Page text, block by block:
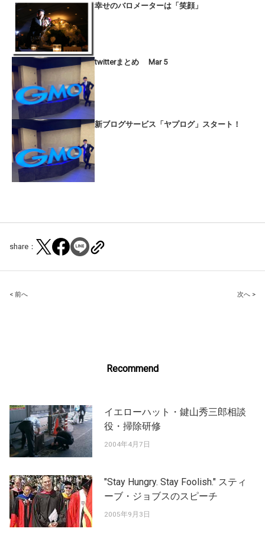
幸せのバロメーターは「笑顔」
twitterまとめ Mar 5
新ブログサービス「ヤプログ」スタート！
share：
Post
< 前へ 次へ >
Recommend
イエローハット・鍵山秀三郎相談
役・掃除研修
2004年4月7日
"Stay Hungry. Stay Foolish." スティ
ーブ・ジョブスのスピーチ
2005年9月3日